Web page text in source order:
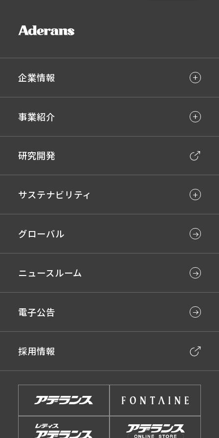
企業情報
事業紹介
研究開発
サステナビリティ
グローバル
ニュースルーム
電子公告
採用情報